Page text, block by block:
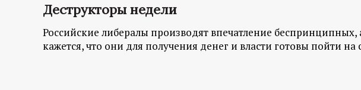
Деструкторы недели
Российские либералы производят впечатление
кажется, что они для получения денег и власти готовы пойти